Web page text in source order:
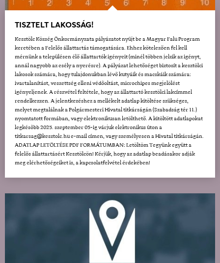
TISZTELT LAKOSSÁG!
Kesztölc Község Önkormányzata pályázatot nyújt be a Magyar Falu Program
keretében a Felelős állattartás támogatására. Ehhez kötelezően fel kell
mérnünk a településen élő állattartók igényeit (minél többen jelzik az igényt,
annál nagyobb az esély a nyerésre). A pályázat lehetőséget biztosít a kesztölci
lakosok számára, hogy tulajdonukban lévő kutyáik és macskáik számára:
ivartalanítást, veszettség elleni védőoltást, microchipes megjelölést
igényeljenek. A részvétel feltétele, hogy az állattartó kesztölci lakcímmel
rendelkezzen. A jelentkezéshez a mellékelt adatlap kitöltése szükséges,
melyet megtalálnak a Polgármesteri Hivatal titkárságán (Szabadság tér 11.)
nyomtatott formában, vagy elektronikusan letölthető. A kitöltött adatlapokat
legkésőbb 2025. szeptember 05-ig várjuk elektronikus úton a
titkarsag@kesztolc.hu e-mail címen, vagy személyesen a Hivatal titkárságán.
ADATLAP LETÖLTÉSE PDF FORMÁTUMBAN: Letöltöm Tegyünk együtt a
felelős állattartásért Kesztölcön! Kérjük, hogy az adatlap beadásakor adják
meg elérhetőségeiket is, a kapcsolatfelvétel érdekében!